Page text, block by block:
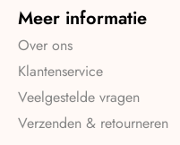
Meer informatie
Over ons
Klantenservice
Veelgestelde vragen
Verzenden & retourneren